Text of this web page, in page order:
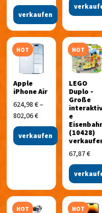
verkaufen
HOT
Apple
iPhone Air
624,98€–
802,06€
verkaufen
HOT
LEGO
Duplo -
Große
e
(10428)
67,87€
HOT HOT